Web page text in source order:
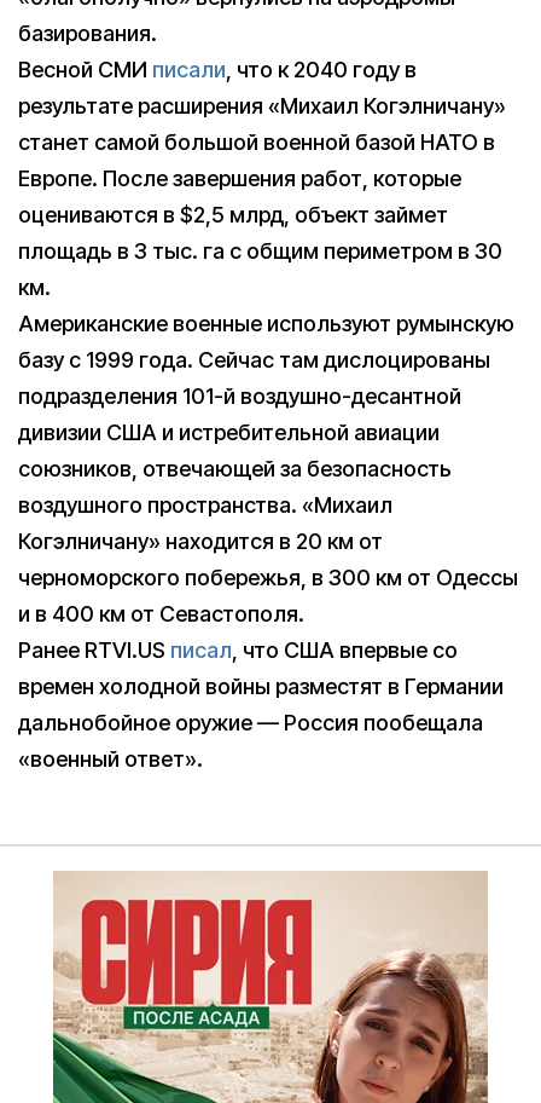
базирования.
Весной СМИ писали, что к 2040 году в
результате расширения «Михаил Когэлничану»
станет самой большой военной базой НАТО в
Европе. После завершения работ, которые
оцениваются в $2,5 млрд, объект займет
площадь в 3 тыс. га с общим периметром в 30
км.
Американские военные используют румынскую
базу с 1999 года. Сейчас там дислоцированы
подразделения 101-й воздушно-десантной
дивизии США и истребительной авиации
союзников, отвечающей за безопасность
воздушного пространства. «Михаил
Когэлничану» находится в 20 км от
черноморского побережья, в 300 км от Одессы
и в 400 км от Севастополя.
Ранее RTVI.US писал, что США впервые со
времен холодной войны разместят в Германии
дальнобойное оружие — Россия пообещала
«военный ответ».